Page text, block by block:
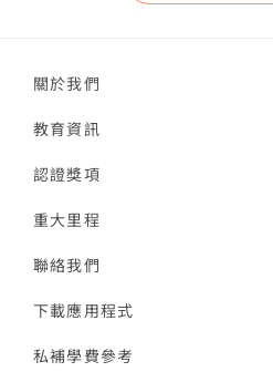
關於我們
教育資訊
認證獎項
重大里程
聯絡我們
下載應用程式
私補學費參考